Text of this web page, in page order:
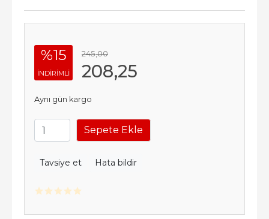
%15
INDIRIMLI
245,00
208,25
Aynı gün kargo
Sepete Ekle
Tavsiye et Hata bildir